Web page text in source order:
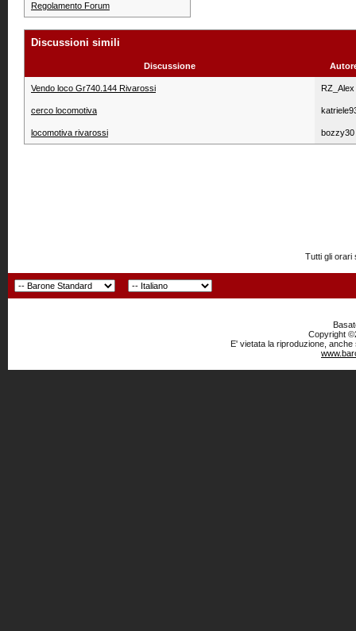
Regolamento Forum
Discussioni simili
Discussione
Vendo loco Gr740.144 Rivarossi RZ_Alex
cerco locomotiva
locomotiva rivarossi bozzy30
Tutti gli orari
Copyright
E' vietata la riproduzione,